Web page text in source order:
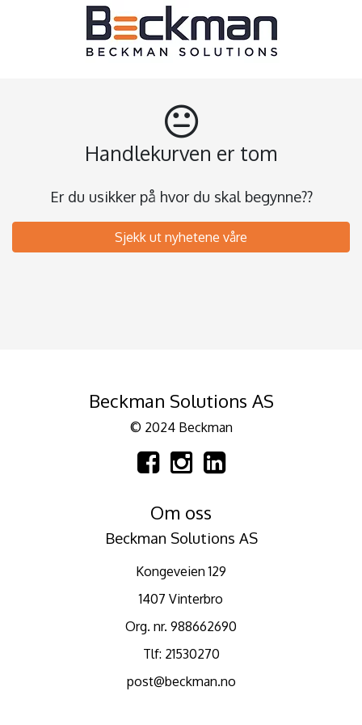
Handlekurven er tom
Er du usikker på hvor du skal begynne??
Sjekk ut nyhetene våre
Beckman Solutions AS
© 2024 Beckman
Om oss
Beckman Solutions AS
Kongeveien 129
1407 Vinterbro
Org. nr. 988662690
Tlf: 21530270
post@beckman.no